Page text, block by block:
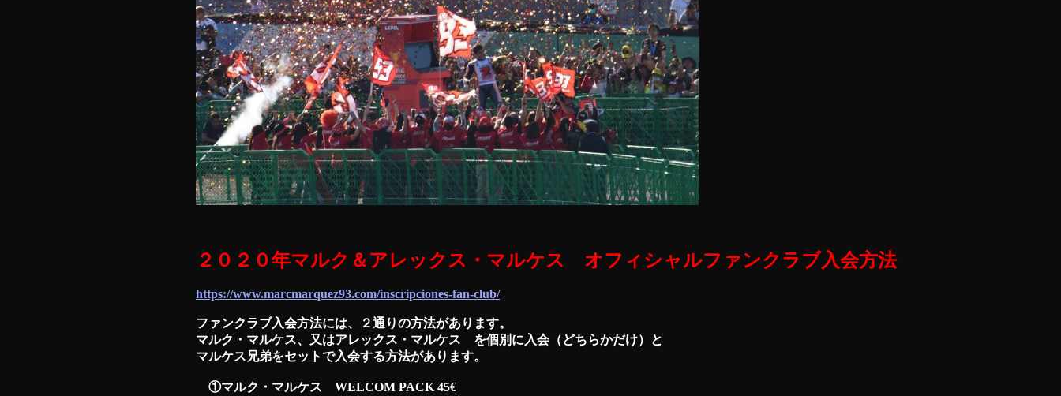
２０２０年マルク＆アレックス・マルケス オフィシャルファンクラブ入会方法
https://www.marcmarquez93.com/inscripciones-fan-club/
ファンクラブ入会方法には、２通りの方法があります。
マルク・マルケス、又はアレックス・マルケス を個別に入会（どちらかだけ）と
マルケス兄弟をセットで入会する方法があります。
①マルク・マルケス WELCOM PACK 45€